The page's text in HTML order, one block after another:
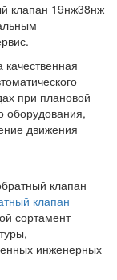
клапан 19нж38нж
при плановой
оборудования,
движения
клапан
клапан
сортамент
инженерных